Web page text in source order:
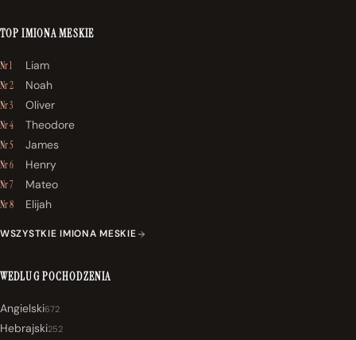
TOP IMIONA MESKIE
Nr 1 Liam
Nr 2 Noah
Nr 3 Oliver
Nr 4 Theodore
Nr 5 James
Nr 6 Henry
Nr 7 Mateo
Nr 8 Elijah
WSZYSTKIE IMIONA MESKIE
WEDLUG POCHODZENIA
Angielski672
Hebrajski252